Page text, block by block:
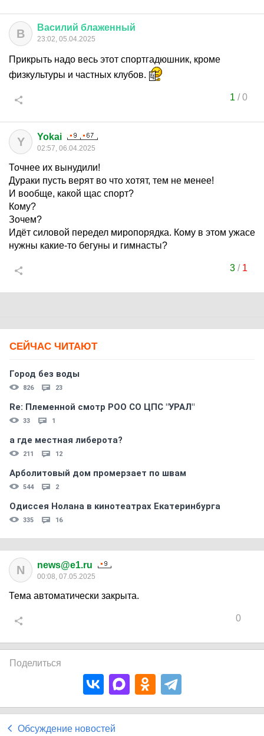
В Василий блаженный
23:02, 05.04.2025
Прикрыть надо весь этот спортгадюшник, кроме
физкультуры и частных клубов.
1 /0
Y Yokai
02:57, 06.04.2025
Точнее их вынудили!
Дураки пусть верят во что хотят, тем не менее!
И вообще, какой щас спорт?
Кому?
Зочем?
Идёт силовой передел миропорядка. Кому в этом ужасе
нужны какие-то бегуны и гимнасты?
3/ 1
СЕЙЧАС ЧИТАЮТ
Город без воды
826 23
Re: Племеннoй смoтр РOO CO ЦПС "УРАЛ"
33 1
а где местная либерота?
211 12
Арболитовый дом промерзает по швам
544 2
Одиссея Нолана в кинотеатрах Екатеринбурга
335 16
N news@e1.ru
00:08, 07.05.2025
Тема автоматически закрыта.
0
Поделиться
Обсуждение новостей